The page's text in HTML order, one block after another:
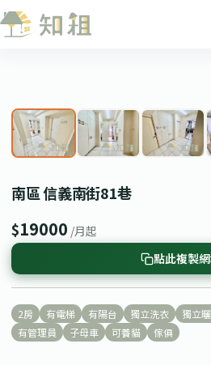
跳
至
南區 信義南街81巷
$19000 /月起
點此複製
2房 有電梯 有陽台 獨立洗衣 獨立
有管理員
子母車 可養貓 傢俱